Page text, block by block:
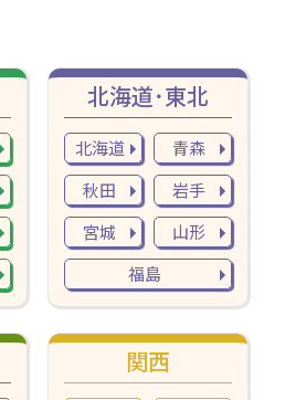
関西
北海道･東北
北海道
青森
秋田
岩手
宮城
山形
福島